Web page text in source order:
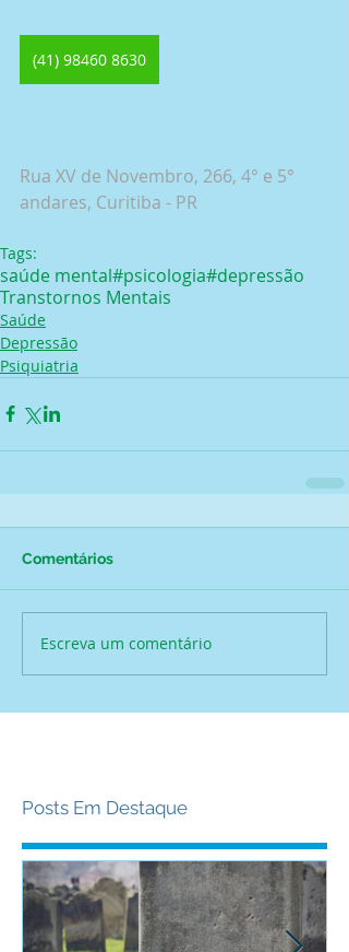
(41) 98460 8630
Rua XV de Novembro, 266, 4° e 5°
andares, Curitiba - PR
Tags:
saúde mental#psicologia#depressão
Transtornos Mentais
Saúde
Depressão
Psiquiatria
Comentários
Escreva um comentário
Posts Em Destaque